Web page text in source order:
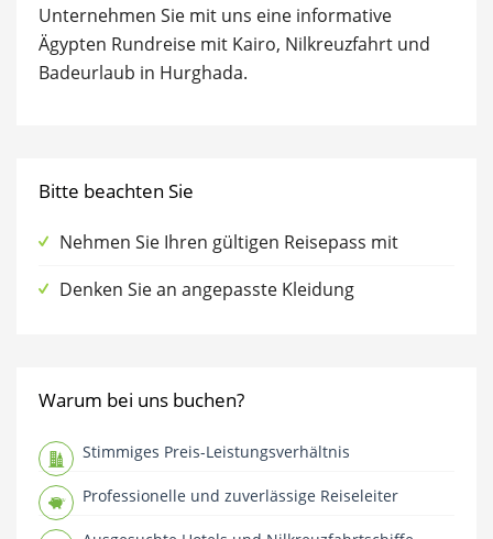
Unternehmen Sie mit uns eine informative
Ägypten Rundreise mit Kairo, Nilkreuzfahrt und
Badeurlaub in Hurghada.
Bitte beachten Sie
Nehmen Sie Ihren gültigen Reisepass mit
Denken Sie an angepasste Kleidung
Warum bei uns buchen?
Stimmiges Preis-Leistungsverhältnis
Professionelle und zuverlässige Reiseleiter